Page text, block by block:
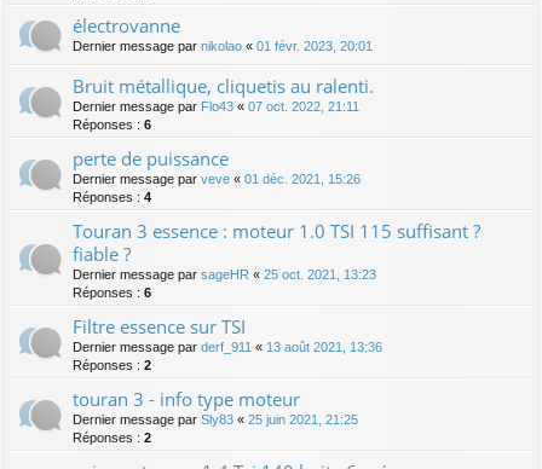
électrovanne
Dernier message par nikolao « 01 févr. 2023, 20:01
Bruit métallique, cliquetis au ralenti.
Dernier message par Flo43 « 07 oct. 2022, 21:11
Réponses : 6
perte de puissance
Dernier message par veve « 01 déc. 2021, 15:26
Réponses : 4
Touran 3 essence : moteur 1.0 TSI 115 suffisant ?
fiable ?
Dernier message par sageHR « 25 oct. 2021, 13:23
Réponses : 6
Filtre essence sur TSI
Dernier message par derf_911 « 13 août 2021, 13:36
Réponses : 2
touran 3 - info type moteur
Dernier message par Sly83 « 25 juin 2021, 21:25
Réponses : 2